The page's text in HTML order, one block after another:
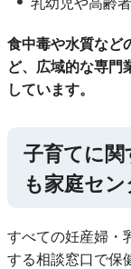
食中毒や水質など
ど、広域的な専門
しています。
子育てに関
も家庭セ
すべての妊産婦・
する相談窓口で保